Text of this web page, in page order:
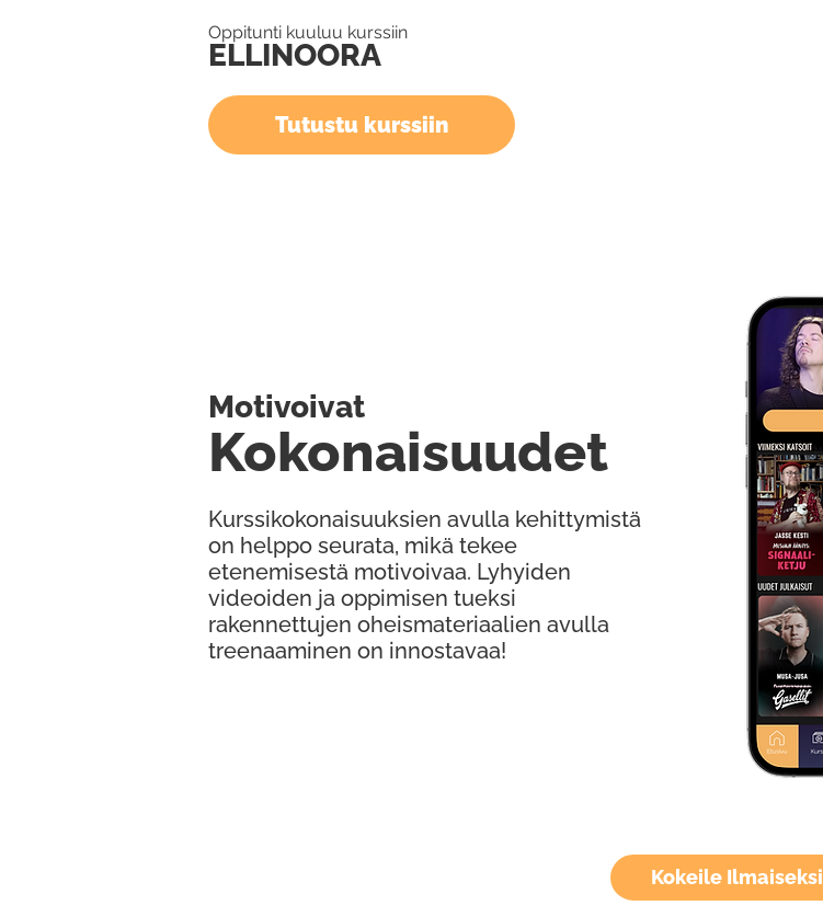
Kokeile Ilmaiseksi
Oppitunti kuuluu kurssiin
ELLINOORA
Tutustu kurssiin
Kurssikokonaisuuksien avulla kehittymistä
on helppo seurata, mikä tekee
etenemisestä motivoivaa. Lyhyiden
videoiden ja oppimisen tueksi
rakennettujen oheismateriaalien avulla
treenaaminen on innostavaa!
Kokonaisuudet
Motivoivat